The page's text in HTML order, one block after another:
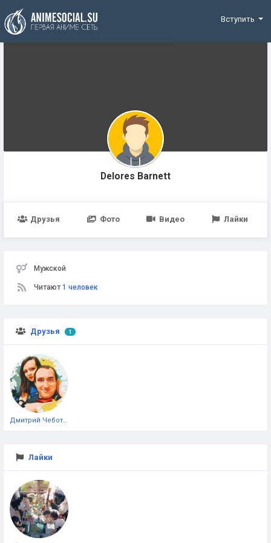
Funding
Вступить
Delores Barnett
Друзья Фото Видео Лайки
Мужской
Читают1 человек
Друзья 1
Лайки